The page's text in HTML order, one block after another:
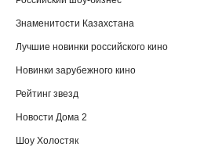
Знаменитости Казахстана
Лучшие новинки российского кино
Новинки зарубежного кино
Рейтинг звезд
Новости Дома 2
Шоу Холостяк